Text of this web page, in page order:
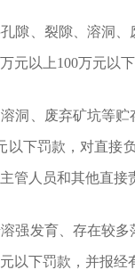
隙、裂隙、溶洞、
元以上100万元以
洞、废弃矿坑等
以下罚款，对直接
管人员和其他直接
强发育、存在较
以下罚款，并报